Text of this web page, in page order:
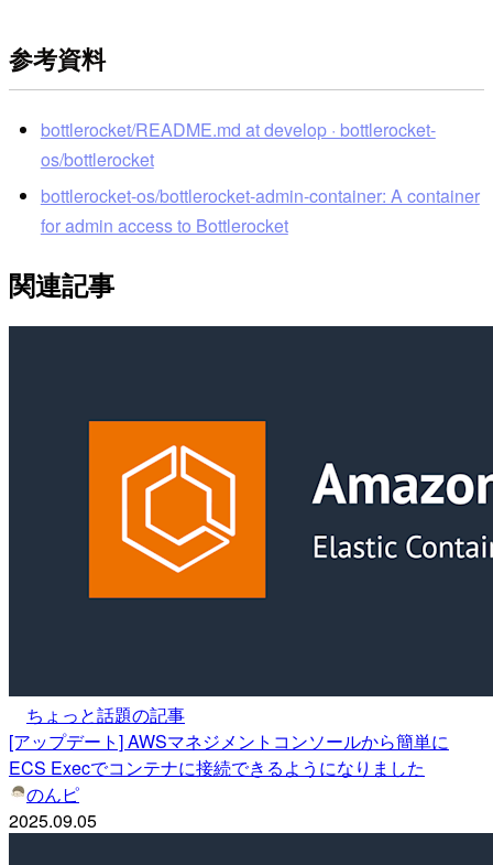
参考資料
bottlerocket/README.md at develop · bottlerocket-
os/bottlerocket
bottlerocket-os/bottlerocket-admin-container: A container
for admin access to Bottlerocket
関連記事
ちょっと話題の記事
[アップデート] AWSマネジメントコンソールから簡単に
ECS Execでコンテナに接続できるようになりました
のんピ
2025.09.05